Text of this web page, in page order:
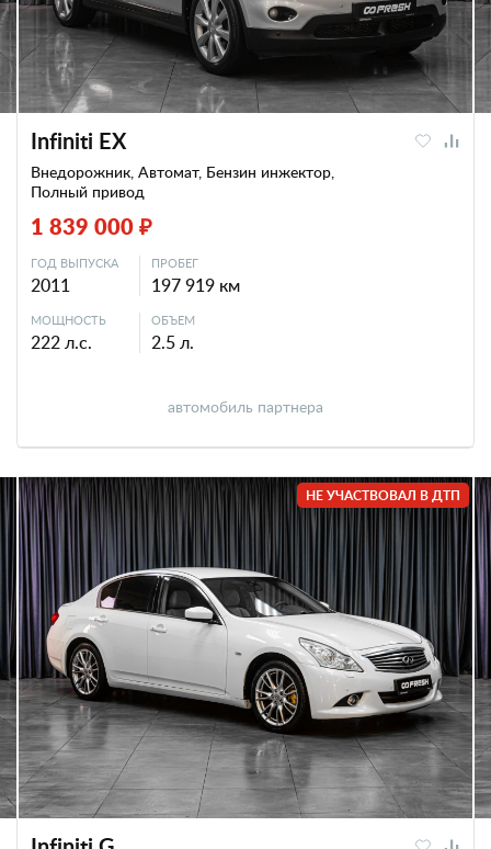
Infiniti EX
Внедорожник, Автомат, Бензин инжектор,
Полный привод
1 839 000 ₽
ГОД ВЫПУСКА
2011
ПРОБЕГ
197 919 км
МОЩНОСТЬ
222 л.с.
ОБЪЕМ
2.5 л.
автомобиль партнера
НЕ УЧАСТВОВАЛ В ДТП